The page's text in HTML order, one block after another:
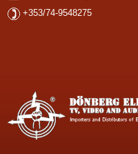
+353/74-9548275